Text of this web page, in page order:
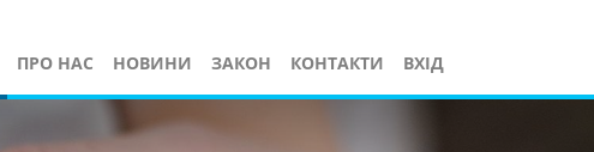
ПРО НАС НОВИНИ ЗАКОН КОНТАКТИ ВХІД